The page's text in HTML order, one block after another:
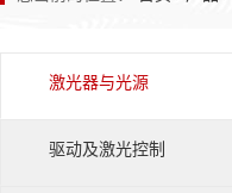
激光器与光源
驱动及激光控制